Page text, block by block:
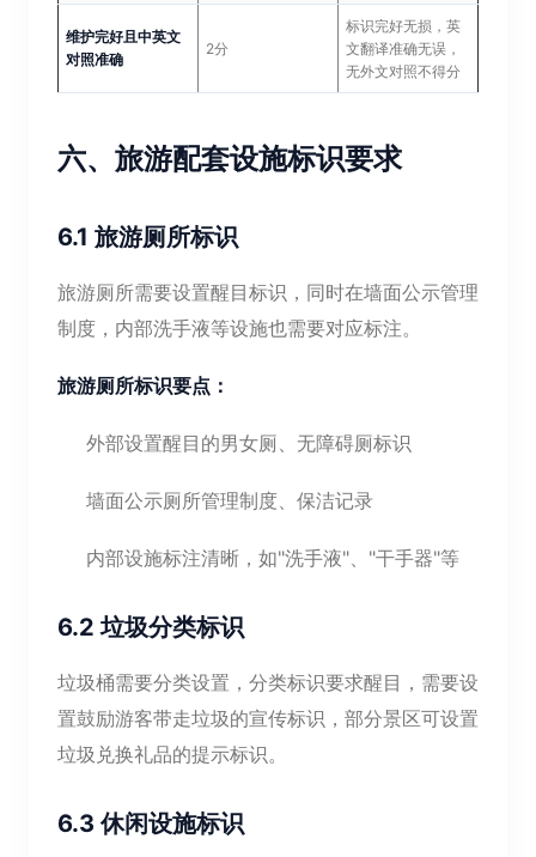
维护完好且中英文
对照准确
2分
标识完好无损，英
文翻译准确无误，
无外文对照不得分
六、旅游配套设施标识要求
6.1 旅游厕所标识
旅游厕所需要设置醒目标识，同时在墙面公示管理
制度，内部洗手液等设施也需要对应标注。
旅游厕所标识要点：
外部设置醒目的男女厕、无障碍厕标识
墙面公示厕所管理制度、保洁记录
内部设施标注清晰，如"洗手液"、"干手器"等
6.2 垃圾分类标识
垃圾桶需要分类设置，分类标识要求醒目，需要设
置鼓励游客带走垃圾的宣传标识，部分景区可设置
垃圾兑换礼品的提示标识。
6.3 休闲设施标识